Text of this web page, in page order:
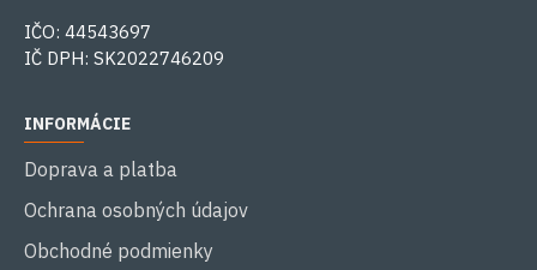
IČO: 44543697
IČ DPH: SK2022746209
INFORMÁCIE
Doprava a platba
Ochrana osobných údajov
Obchodné podmienky